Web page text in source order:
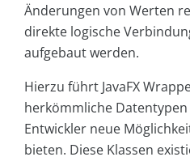
Änderungen von Werten
direkte logische
aufgebaut werden.
Hierzu führt JavaFX
herkömmliche
Entwickler neue
bieten. Diese Klassen